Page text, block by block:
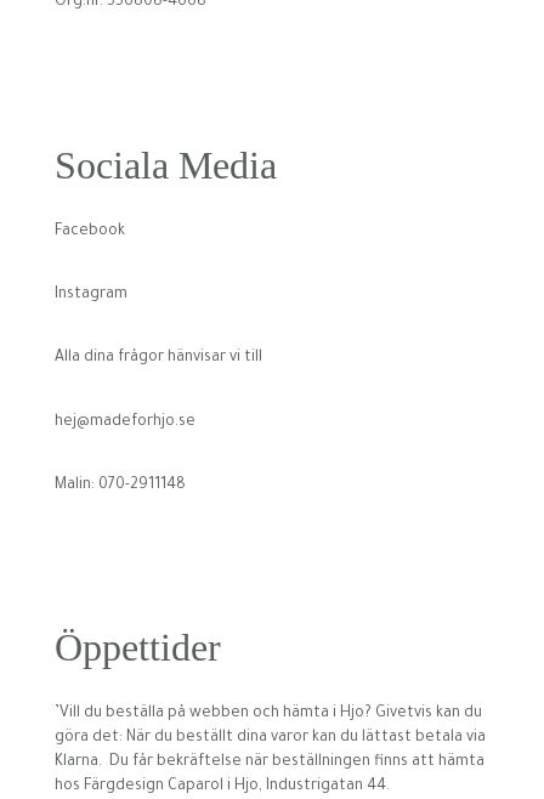
Sociala Media
Facebook
Instagram
Alla dina frågor hänvisar vi till
hej@madeforhjo.se
Malin: 070-2911148
Öppettider
’Vill du beställa på webben och hämta i Hjo? Givetvis kan du
göra det: När du beställt dina varor kan du lättast betala via
Klarna. Du får bekräftelse när beställningen finns att hämta
hos Färgdesign Caparol i Hjo, Industrigatan 44.